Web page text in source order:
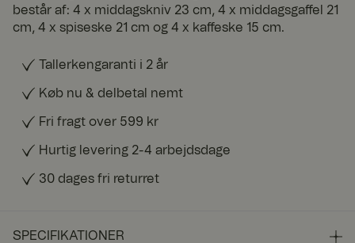
består af: 4 x middagskniv 23 cm, 4 x middagsgaffel 21
cm, 4 x spiseske 21 cm og 4 x kaffeske 15 cm.
Tallerkengaranti i 2 år
Køb nu & delbetal nemt
Fri fragt over 599 kr
Hurtig levering 2-4 arbejdsdage
30 dages fri returret
SPECIFIKATIONER